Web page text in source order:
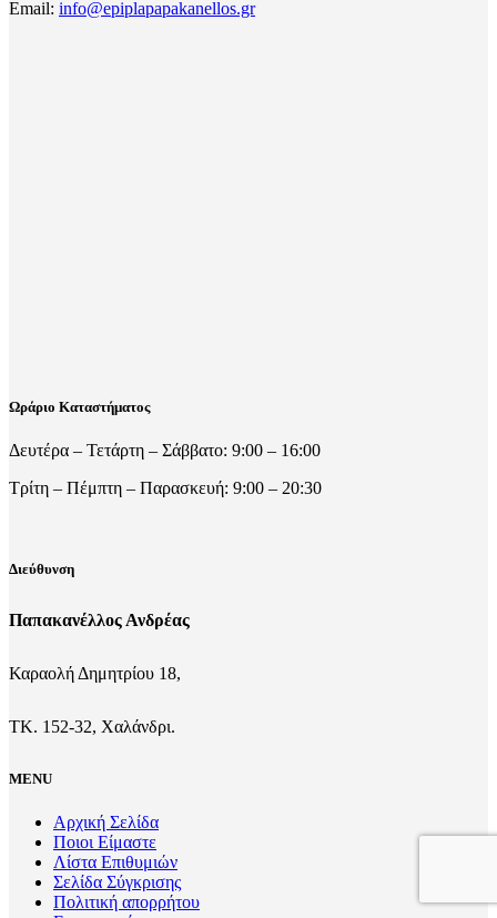
Email: info@epiplapapakanellos.gr
Ωράριο Καταστήματος
Δευτέρα – Τετάρτη – Σάββατο: 9:00 – 16:00
Τρίτη – Πέμπτη – Παρασκευή: 9:00 – 20:30
Διεύθυνση
Παπακανέλλος Ανδρέας
Καραολή Δημητρίου 18,
ΤΚ. 152-32, Χαλάνδρι.
MENU
Αρχική Σελίδα
Ποιοι Είμαστε
Λίστα Επιθυμιών
Σελίδα Σύγκρισης
Πολιτική απορρήτου